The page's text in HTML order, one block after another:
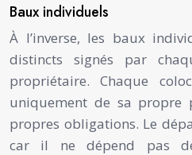
Baux individuels
À l’inverse, les baux
distincts signés par
propriétaire. Chaque
uniquement de sa
propres obligations. Le
car il ne dépend pas